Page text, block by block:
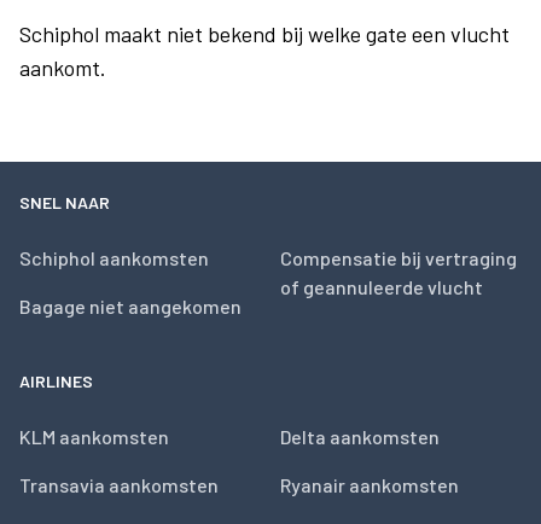
Schiphol maakt niet bekend bij welke gate een vlucht
aankomt.
SNEL NAAR
Schiphol aankomsten
Bagage niet aangekomen
Compensatie bij vertraging
of geannuleerde vlucht
AIRLINES
KLM aankomsten
Transavia aankomsten
Delta aankomsten
Ryanair aankomsten